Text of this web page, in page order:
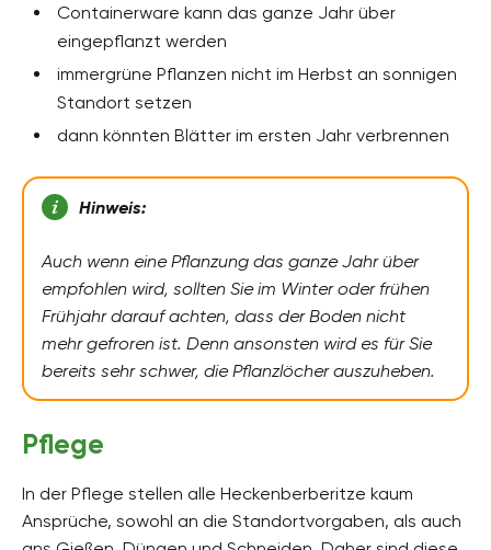
Containerware kann das ganze Jahr über
eingepflanzt werden
immergrüne Pflanzen nicht im Herbst an sonnigen
Standort setzen
dann könnten Blätter im ersten Jahr verbrennen
Hinweis:
Auch wenn eine Pflanzung das ganze Jahr über
empfohlen wird, sollten Sie im Winter oder frühen
Frühjahr darauf achten, dass der Boden nicht
mehr gefroren ist. Denn ansonsten wird es für Sie
bereits sehr schwer, die Pflanzlöcher auszuheben.
Pflege
In der Pflege stellen alle Heckenberberitze kaum
Ansprüche, sowohl an die Standortvorgaben, als auch